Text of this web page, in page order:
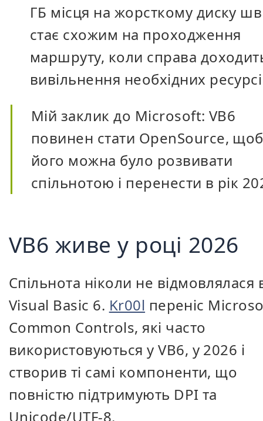
ГБ місця на жорсткому диску
стає схожим на проходження
маршруту, коли справа
вивільнення необхідних
Мій заклик до Microsoft: VB6
повинен стати OpenSource, щоб
його можна було розвивати
спільнотою і перенести в рік
VB6 живе у році 2026
Спільнота ніколи не відмовлялася
Visual Basic 6. Kr00l переніс
Common Controls, які часто
використовуються у VB6, у 2026 і
створив ті самі компоненти, що
повністю підтримують DPI та
Unicode/UTF-8.